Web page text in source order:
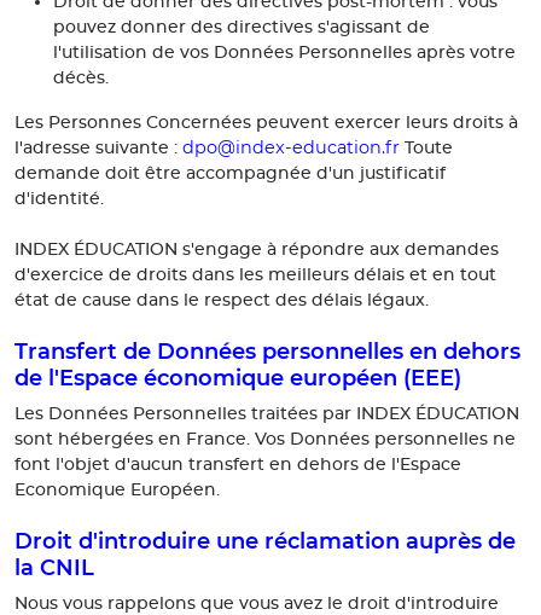
pouvez donner des directives s'agissant de
l'utilisation de vos Données Personnelles après votre
décès.
Les Personnes Concernées peuvent exercer leurs droits à
l'adresse suivante : dpo@index-education.fr Toute
demande doit être accompagnée d'un justificatif
d'identité.
INDEX ÉDUCATION s'engage à répondre aux demandes
d'exercice de droits dans les meilleurs délais et en tout
état de cause dans le respect des délais légaux.
Transfert de Données personnelles en dehors
de l'Espace économique européen (EEE)
Les Données Personnelles traitées par INDEX ÉDUCATION
sont hébergées en France. Vos Données personnelles ne
font l'objet d'aucun transfert en dehors de l'Espace
Economique Européen.
Droit d'introduire une réclamation auprès de
la CNIL
Nous vous rappelons que vous avez le droit d'introduire